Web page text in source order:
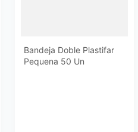
Bandeja Doble Plastifar
Pequena 50 Un